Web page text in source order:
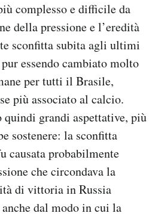
complesso e difficile da
della pressione e l’eredità
sconfitta subita agli ultimi
essendo cambiato molto
per tutti il Brasile,
più associato al calcio.
quindi grandi aspettative, più
sostenere: la sconfitta
causata probabilmente
che circondava la
di vittoria in Russia
dal modo in cui la